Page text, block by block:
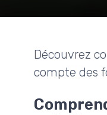
Découvrez
compte des